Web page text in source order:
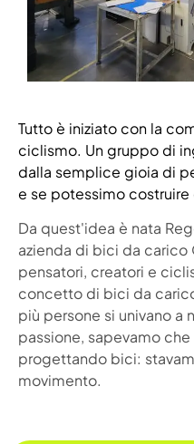
Tutto è iniziato con la
ciclismo. Un gruppo di
dalla semplice gioia di
e se potessimo
Da quest'idea è nata
azienda di bici da carico
pensatori, creatori e
concetto di bici da
più persone si univano a
passione, sapevamo
progettando bici:
movimento.